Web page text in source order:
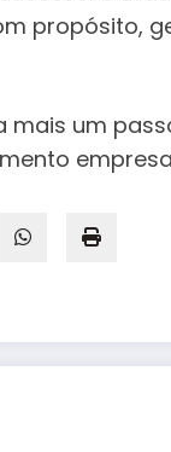
propósito,
um